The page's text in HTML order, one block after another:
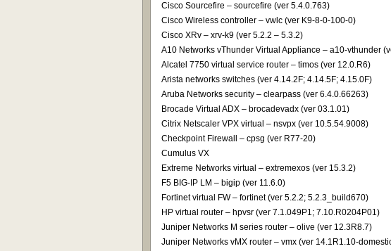
Cisco Sourcefire – sourcefire (ver 5.4.0.763)
Cisco Wireless controller – vwlc (ver K9-8-0-100-0)
Cisco XRv – xrv-k9 (ver 5.2.2 – 5.3.2)
A10 Networks vThunder Virtual Appliance – a10-vthunder
Alcatel 7750 virtual service router – timos (ver 12.0.R6)
Arista networks switches (ver 4.14.2F; 4.14.5F; 4.15.0F)
Aruba Networks security – clearpass (ver 6.4.0.66263)
Brocade Virtual ADX – brocadevadx (ver 03.1.01)
Citrix Netscaler VPX virtual – nsvpx (ver 10.5.54.9008)
Checkpoint Firewall – cpsg (ver R77-20)
Cumulus VX
Extreme Networks virtual – extremexos (ver 15.3.2)
F5 BIG-IP LM – bigip (ver 11.6.0)
Fortinet virtual FW – fortinet (ver 5.2.2; 5.2.3_build670)
HP virtual router – hpvsr (ver 7.1.049P1; 7.10.R0204P01)
Juniper Networks M series router – olive (ver 12.3R8.7)
Juniper Networks vMX router – vmx (ver 14.1R1.10-